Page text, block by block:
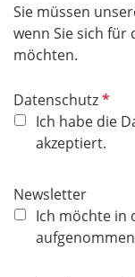
Sie müssen
wenn Sie sich
möchten.
DatenschutzP
f
l
h
Ich habe die
akzeptiert.
Newsletter
Ich möchte in